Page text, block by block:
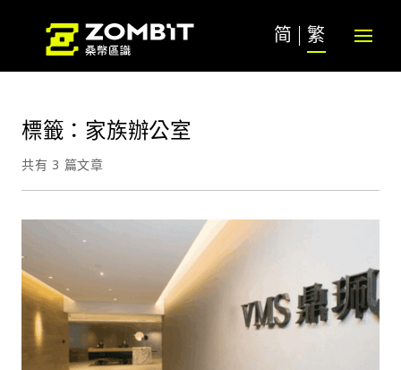
简 繁
標籤：家族辦公室
共有 3 篇文章